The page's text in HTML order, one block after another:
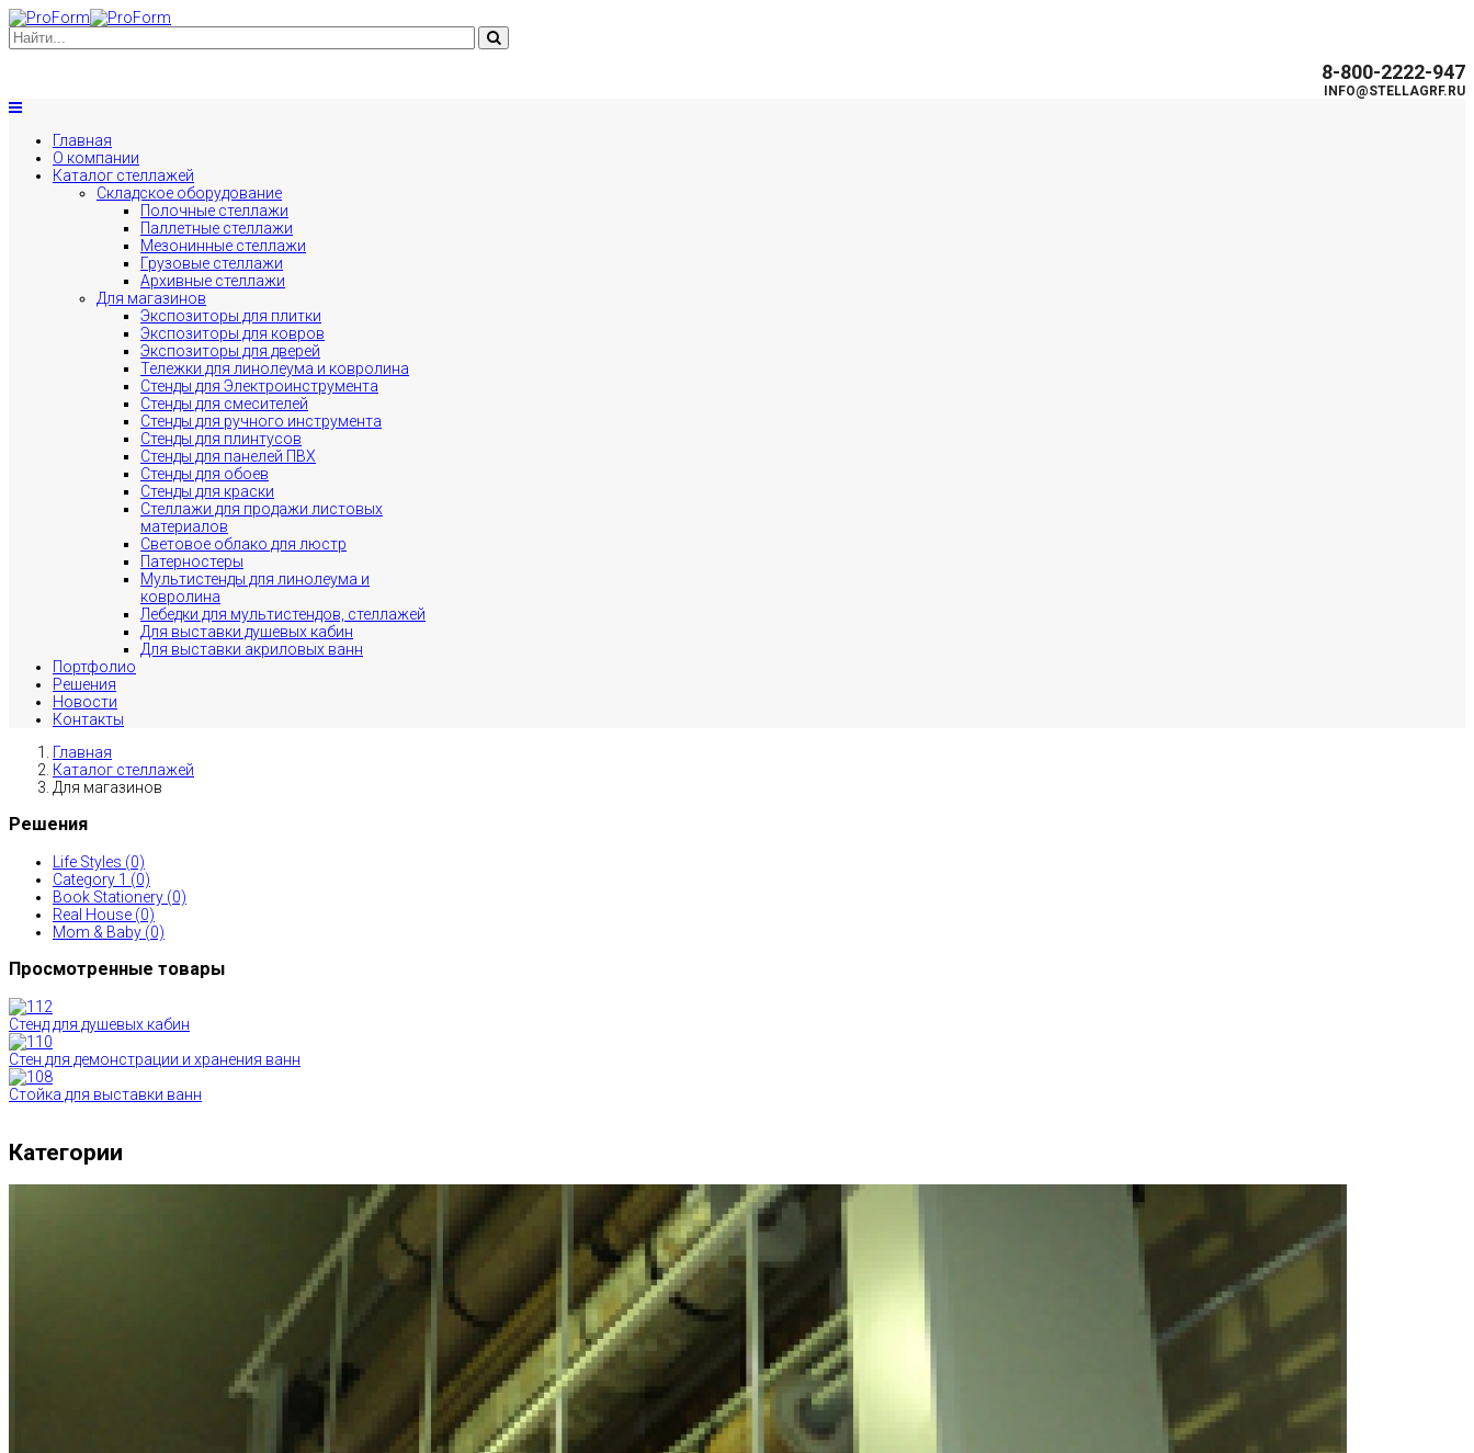
8-800-2222-947
INFO@STELLAGRF.RU
Главная
О компании
Каталог стеллажей
Складское оборудование
Полочные стеллажи
Паллетные стеллажи
Мезонинные стеллажи
Грузовые стеллажи
Архивные стеллажи
Для магазинов
Экспозиторы для плитки
Экспозиторы для ковров
Экспозиторы для дверей
Тележки для линолеума и ковролина
Стенды для Электроинструмента
Стенды для смесителей
Стенды для ручного инструмента
Стенды для плинтусов
Стенды для панелей ПВХ
Стенды для обоев
Стенды для краски
Стеллажи для продажи листовых
материалов
Световое облако для люстр
Патерностеры
Мультистенды для линолеума и
ковролина
Лебедки для мультистендов, стеллажей
Для выставки душевых кабин
Для выставки акриловых ванн
Портфолио
Решения
Новости
Контакты
Главная
Каталог стеллажей
Для магазинов
Решения
Life Styles (0)
Category 1 (0)
Book Stationery (0)
Real House (0)
Mom & Baby (0)
Просмотренные товары
Стенд для душевых кабин
Стен для демонстрации и хранения ванн
Стойка для выставки ванн
Категории